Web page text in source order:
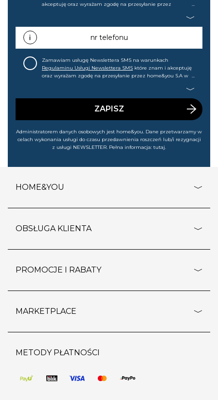
akceptuję oraz wyrażam zgodę na przesyłanie przez
promocjach, wyprzedażach). Wiem, że mogę tę zgodę w
każdej chwili cofnąć.nr telefonu
Zamawiam usługę Newslettera SMS na warunkach
Regulaminu Usługi Newslettera SMS które znam i akceptuję
oraz wyrażam zgodę na przesyłanie przez home&you S.A w
wyprzedażach). Wiem, że mogę tę zgodę w każdej chwili
ZAPISZ
Administratorem danych osobowych jest home&you. Dane przetwarzamy w
celach wykonania usługi do czasu przedawnienia roszczeń lub/i rezygnacji
z usługi NEWSLETTER. Pełna informacja: tutaj.
HOME&YOU
o firmie
polityka prywatności
kontakt
OBSŁUGA KLIENTA
dostawy i płatność
wypis z subskrypcji
regulamin sklepu
pozostałe regulaminy
PROMOCJE I RABATY
outlet
regulaminy promocji
MARKETPLACE
strefa marek
pomoc dla sprzedawców
METODY PŁATNOŚCI